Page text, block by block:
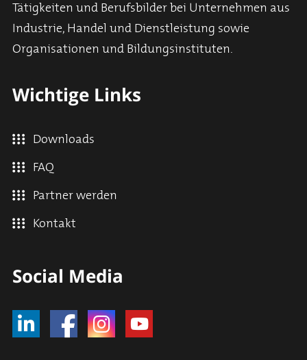
Tätigkeiten und Berufsbilder bei Unternehmen aus
Industrie, Handel und Dienstleistung sowie
Organisationen und Bildungsinstituten.
Wichtige Links
Downloads
FAQ
Partner werden
Kontakt
Social Media